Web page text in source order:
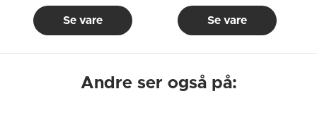
Se vare Se vare
Andre ser også på: